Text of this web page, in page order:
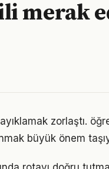
merak
zorlaştı.
büyük önem